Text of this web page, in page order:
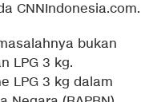
CNNIndonesia.com.
bukan
LPG 3 kg.
LPG 3 kg dalam